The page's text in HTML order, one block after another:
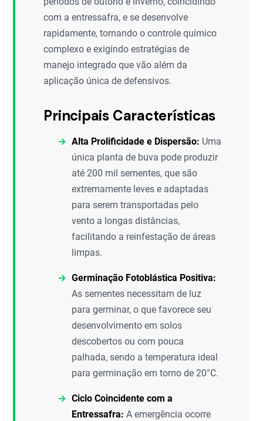
com a entressafra, e se desenvolve
rapidamente, tornando o controle químico
complexo e exigindo estratégias de
manejo integrado que vão além da
aplicação única de defensivos.
Principais Características
Alta Prolificidade e Dispersão: Uma
única planta de buva pode produzir
até 200 mil sementes, que são
extremamente leves e adaptadas
para serem transportadas pelo
vento a longas distâncias,
facilitando a reinfestação de áreas
limpas.
Germinação Fotoblástica Positiva:
As sementes necessitam de luz
para germinar, o que favorece seu
desenvolvimento em solos
descobertos ou com pouca
palhada, sendo a temperatura ideal
para germinação em torno de 20°C.
Ciclo Coincidente com a
Entressafra: A emergência ocorre